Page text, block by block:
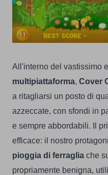
All'interno del vastissimo
multipiattaforma, Cover
a ritagliarsi un posto di
azzeccate, con sfondi in
e sempre abbordabili.
Il
efficace: il nostro
pioggia di ferraglia che
propriamente benigna,